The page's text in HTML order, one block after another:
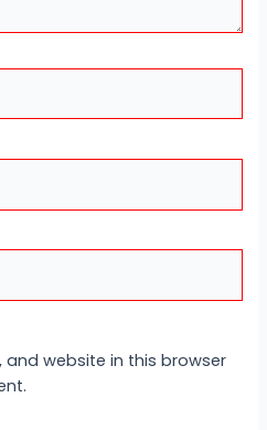
and website in this browser